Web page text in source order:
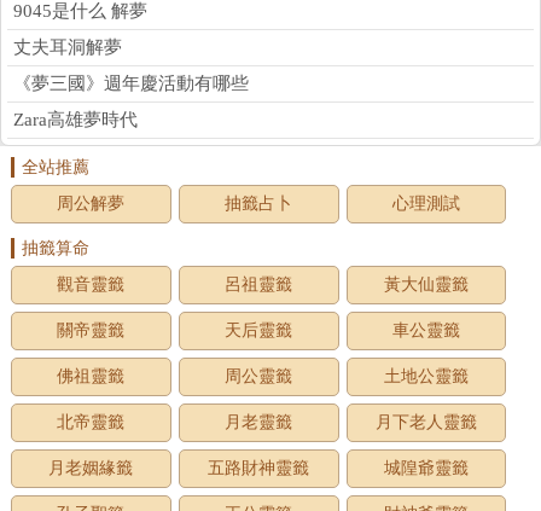
9045是什么 解夢
丈夫耳洞解夢
《夢三國》週年慶活動有哪些
Zara高雄夢時代
全站推薦
周公解夢
抽籤占卜 心理測試
抽籤算命
觀音靈籤
呂祖靈籤 黃大仙靈籤
關帝靈籤 天后靈籤 車公靈籤
佛祖靈籤 周公靈籤 土地公靈籤
北帝靈籤 月老靈籤 月下老人靈籤
月老姻緣籤 五路財神靈籤 城隍爺靈籤